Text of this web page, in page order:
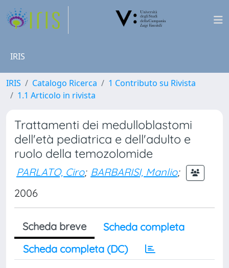
IRIS
IRIS Catalogo Ricerca
1 Contributo su Rivista
1.1 Articolo in rivista
Trattamenti dei medulloblastomi
dell'età pediatrica e dell'adulto e
ruolo della temozolomide
PARLATO, Ciro; BARBARISI, Manlio;
2006
Scheda breve
Scheda completa
Scheda completa (DC)